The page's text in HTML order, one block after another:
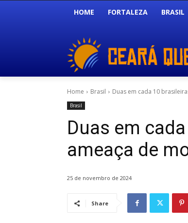
HOME FORTALEZA BRASIL
Home Brasil Duas em cada 10
Brasil
Duas em
ameaça de
25 de novembro de 2024
Share